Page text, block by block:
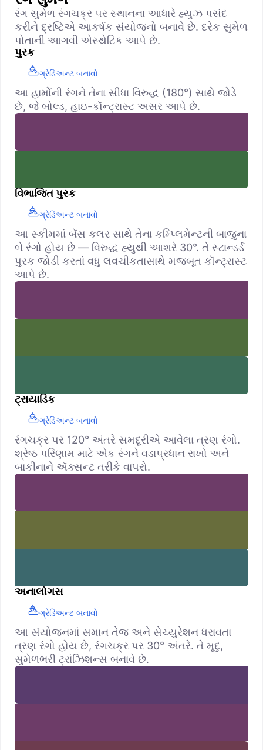
રંગ સુમેળ રંગચક્ર પર સ્થાનના આધારે હ્યુઝ પસંદ
કરીને દ્રષ્ટિએ આકર્ષક સંયોજનો બનાવે છે. દરેક સુમેળ
પોતાની આગવી એસ્થેટિક આપે છે.
પુરક
ગ્રેડિઅન્ટ બનાવો
આ હાર્મોની રંગને તેના સીધા વિરુદ્ધ (180°) સાથે જોડે
છે, જે બોલ્ડ, હાઇ-કૉન્ટ્રાસ્ટ અસર આપે છે.
વિભાજિત પુરક
ગ્રેડિઅન્ટ બનાવો
આ સ્કીમમાં બૅસ કલર સાથે તેના કમ્પ્લિમેન્ટની બાજુના
બે રંગો હોય છે — વિરુદ્ધ હ્યુથી આશરે 30°. તે સ્ટાન્ડર્ડ
પુરક જોડી કરતાં વધુ લવચીકતાસાથે મજબૂત કૉન્ટ્રાસ્ટ
આપે છે.
ટ્રાયાડિક
ગ્રેડિઅન્ટ બનાવો
રંગચક્ર પર 120° અંતરે સમદૂરીએ આવેલા ત્રણ રંગો.
શ્રેષ્ઠ પરિણામ માટે એક રંગને વડાપ્રધાન રાખો અને
બાકીનાને ઍક્સન્ટ તરીકે વાપરો.
અનાલોગસ
ગ્રેડિઅન્ટ બનાવો
આ સંયોજનમાં સમાન તેજ અને સેચ્યુરેશન ધરાવતા
ત્રણ રંગો હોય છે, રંગચક્ર પર 30° અંતરે. તે મૃદુ,
સુમેળભરી ટ્રાંઝિશન્સ બનાવે છે.